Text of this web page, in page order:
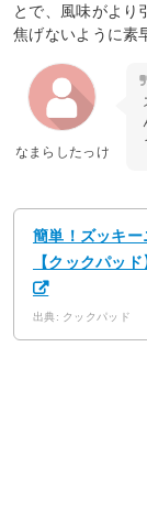
とで、風味がより
焦げないように素
なまらしたっけ
簡単！ズッキ
【クックパッ
出典: クックパッド